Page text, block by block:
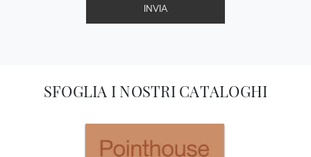
SFOGLIA I NOSTRI CATALOGHI
INVIA